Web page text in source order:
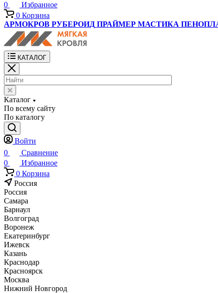
0
Избранное
0 Корзина
АРМОКРОВ РУБЕРОИД ПРАЙМЕР МАСТИКА
КАТАЛОГ
Каталог
По всему сайту
По каталогу
Войти
0
Сравнение
0
Избранное
0 Корзина
Россия
Россия
Самара
Барнаул
Волгоград
Воронеж
Екатеринбург
Ижевск
Казань
Краснодар
Красноярск
Москва
Нижний Новгород